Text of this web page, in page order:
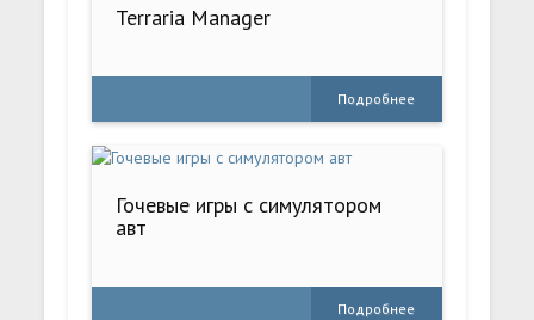
Terraria Manager
Подробнее
Гочевые игры с симулятором
авт
Подробнее